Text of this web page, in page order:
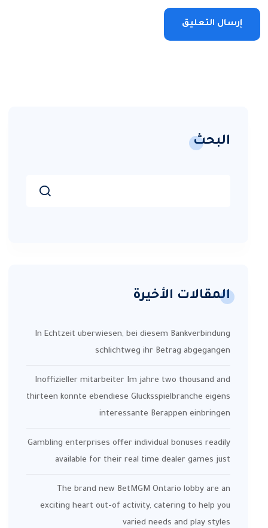
البحث
المقالات الأخيرة
In Echtzeit uberwiesen, bei diesem Bankverbindung
schlichtweg ihr Betrag abgegangen
Inoffizieller mitarbeiter Im jahre two thousand and
thirteen konnte ebendiese Glucksspielbranche eigens
interessante Berappen einbringen
Gambling enterprises offer individual bonuses readily
available for their real time dealer games just
The brand new BetMGM Ontario lobby are an
exciting heart out-of activity, catering to help you
varied needs and play styles